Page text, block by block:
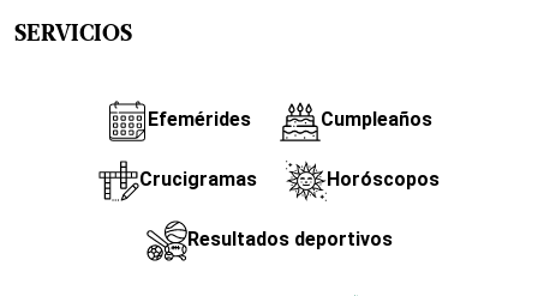
SERVICIOS
Efemérides Cumpleaños
Crucigramas Horóscopos
Resultados deportivos